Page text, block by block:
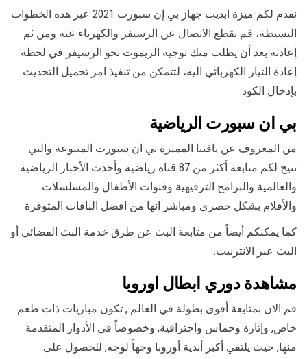
نقدم لكم ميزة ابديت جهاز بي إن سبورت 2021 عبر هذه الخطوات
البسيطة، قم بقطع الاتصال عن الرسيفر والكهرباء عنه ومن ثم
إعادته بعد أن يطلب منك توجيه الريموت نحو الرسيفر في لحظة
إعادة التيار الكهربائي اليه، لتتمكن من تنفيذ امر تحميل التحديث
بإدخال الكود.
بي ان سبورت الرياضية
من المعروف عن باقتنا المميزة بي ان سبورت المتنوعة والتي
تتيح لكم متابعة أكثر من 87 قناة رياضية وأحدث الأخبار الرياضية
والعالمية والبرامج الترفيهية وقنوات الأطفال والمسلسلات
والأفلام بشكل حصري ومباشر انها من افضل الباقات المتوفرة
كما يمكنكم أيضاً من متابعة البث عن طرق خدمة البث الفضائي أو
البث عبر الانترنيت.
مشاهدة دوري ابطال اوروبا
قم الان بمتابعة أقوى بطولة في العالم , تكون مباريات ذات طعم
خاص, وإثارة وحماس واحترافية, وخصوصاً في الأدوار المتقدمة
منها, حيث يلتقي أكبر أندية أوروبا وجهاً لوجه, للحصول على